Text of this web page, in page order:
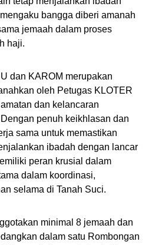
bangga diberi amanah
jemaah dalam proses
haji.
dan KAROM merupakan
oleh Petugas KLOTER
dan kelancaran
penuh keikhlasan dan
sama untuk memastikan
ibadah dengan lancar
peran krusial dalam
dalam koordinasi,
selama di Tanah Suci.
minimal 8 jemaah dan
dalam satu Rombongan